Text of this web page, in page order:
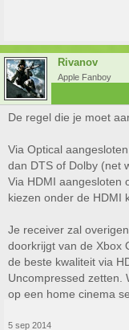
Rivanov
Apple Fanboy
De regel die je moet
Via Optical
dan DTS of Dolby (net
Via HDMI aangesloten
kiezen onder de HDMI
Je receiver zal
doorkrijgt van de Xbox
de beste kwaliteit via
Uncompressed zetten.
op een home cinema
5 sep 2014